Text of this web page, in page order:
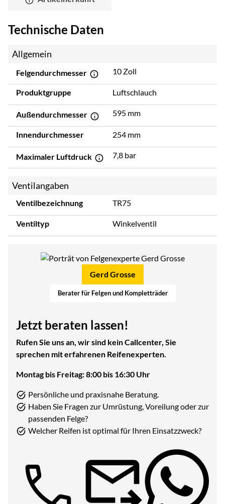
Technische Daten
Allgemein
Felgendurchmesser 10 Zoll
Produktgruppe Luftschlauch
Außendurchmesser 595 mm
Innendurchmesser 254 mm
Maximaler Luftdruck 7,8 bar
Ventilangaben
Ventilbezeichnung TR75
Ventiltyp Winkelventil
Gerd Grosse
Berater für Felgen und Kompletträder
Jetzt beraten lassen!
Rufen Sie uns an, wir sind kein Callcenter, Sie
sprechen mit erfahrenen Reifenexperten.
Montag bis Freitag: 8:00 bis 16:30 Uhr
Persönliche und praxisnahe Beratung.
Haben Sie Fragen zur Umrüstung, Voreilung oder zur
passenden Felge?
Welcher Reifen ist optimal für Ihren Einsatzzweck?
Telefon: